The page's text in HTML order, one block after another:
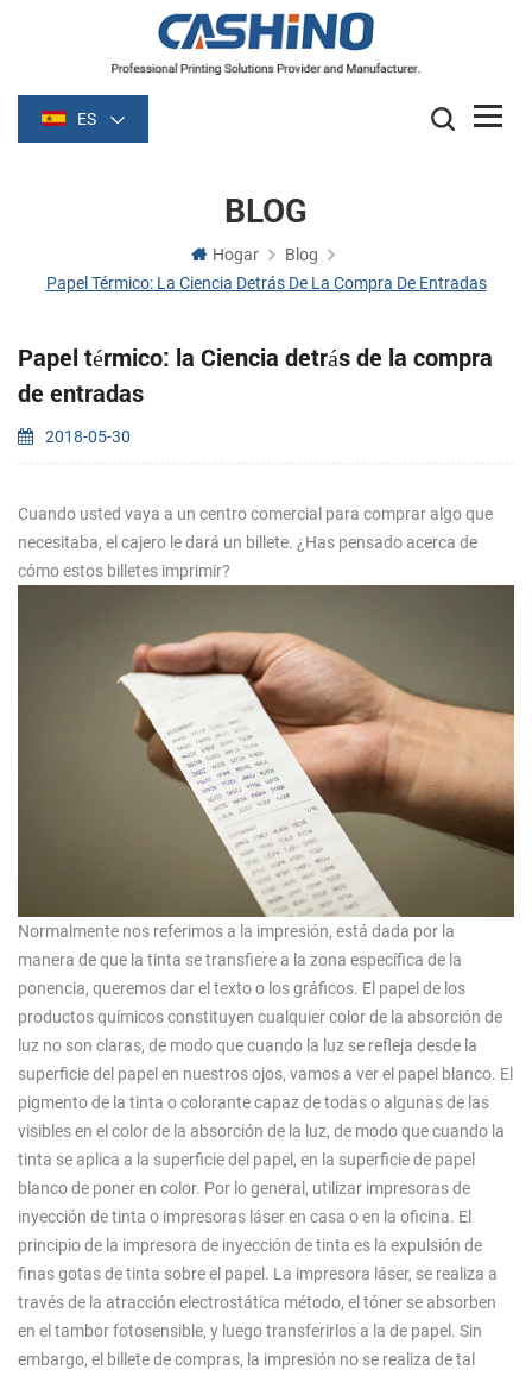
ES
BLOG
Hogar
Blog
Papel Térmico: La Ciencia Detrás De La Compra De Entradas
Papel térmico: la Ciencia detrás de la compra
de entradas
2018-05-30
Cuando usted vaya a un centro comercial para comprar algo que
necesitaba, el cajero le dará un billete. ¿Has pensado acerca de
cómo estos billetes imprimir?
Normalmente nos referimos a la impresión, está dada por la
manera de que la tinta se transfiere a la zona específica de la
ponencia, queremos dar el texto o los gráficos. El papel de los
productos químicos constituyen cualquier color de la absorción de
luz no son claras, de modo que cuando la luz se refleja desde la
superficie del papel en nuestros ojos, vamos a ver el papel blanco. El
pigmento de la tinta o colorante capaz de todas o algunas de las
visibles en el color de la absorción de la luz, de modo que cuando la
tinta se aplica a la superficie del papel, en la superficie de papel
blanco de poner en color. Por lo general, utilizar impresoras de
inyección de tinta o impresoras láser en casa o en la oficina. El
principio de la impresora de inyección de tinta es la expulsión de
finas gotas de tinta sobre el papel. La impresora láser, se realiza a
través de la atracción electrostática método, el tóner se absorben
en el tambor fotosensible, y luego transferirlos a la de papel. Sin
embargo, el billete de compras, la impresión no se realiza de tal